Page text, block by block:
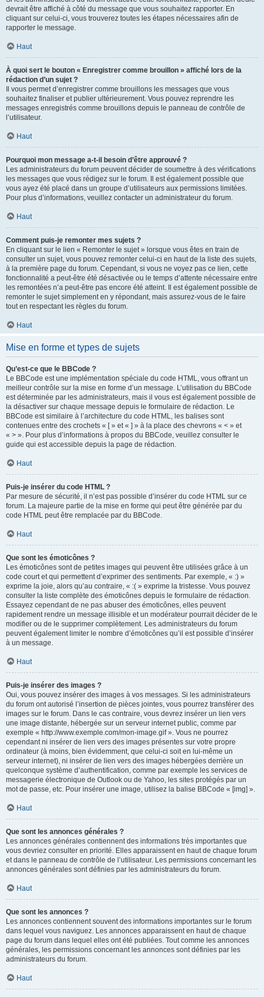
devrait être affiché à côté du message que vous souhaitez rapporter. En
cliquant sur celui-ci, vous trouverez toutes les étapes nécessaires afin de
rapporter le message.
Haut
À quoi sert le bouton « Enregistrer comme brouillon » affiché lors de la
rédaction d’un sujet ?
Il vous permet d’enregistrer comme brouillons les messages que vous
souhaitez finaliser et publier ultérieurement. Vous pouvez reprendre les
messages enregistrés comme brouillons depuis le panneau de contrôle de
l’utilisateur.
Haut
Pourquoi mon message a-t-il besoin d’être approuvé ?
Les administrateurs du forum peuvent décider de soumettre à des vérifications
les messages que vous rédigez sur le forum. Il est également possible que
vous ayez été placé dans un groupe d’utilisateurs aux permissions limitées.
Pour plus d’informations, veuillez contacter un administrateur du forum.
Haut
Comment puis-je remonter mes sujets ?
En cliquant sur le lien « Remonter le sujet » lorsque vous êtes en train de
consulter un sujet, vous pouvez remonter celui-ci en haut de la liste des sujets,
à la première page du forum. Cependant, si vous ne voyez pas ce lien, cette
fonctionnalité a peut-être été désactivée ou le temps d’attente nécessaire entre
les remontées n’a peut-être pas encore été atteint. Il est également possible de
remonter le sujet simplement en y répondant, mais assurez-vous de le faire
tout en respectant les règles du forum.
Haut
Mise en forme et types de sujets
Qu’est-ce que le BBCode ?
Le BBCode est une implémentation spéciale du code HTML, vous offrant un
meilleur contrôle sur la mise en forme d’un message. L’utilisation du BBCode
est déterminée par les administrateurs, mais il vous est également possible de
la désactiver sur chaque message depuis le formulaire de rédaction. Le
BBCode est similaire à l’architecture du code HTML, les balises sont
contenues entre des crochets « [ » et « ] » à la place des chevrons « < » et
« > ». Pour plus d’informations à propos du BBCode, veuillez consulter le
guide qui est accessible depuis la page de rédaction.
Haut
Puis-je insérer du code HTML ?
Par mesure de sécurité, il n’est pas possible d’insérer du code HTML sur ce
forum. La majeure partie de la mise en forme qui peut être générée par du
code HTML peut être remplacée par du BBCode.
Haut
Que sont les émoticônes ?
Les émoticônes sont de petites images qui peuvent être utilisées grâce à un
code court et qui permettent d’exprimer des sentiments. Par exemple, « :) »
exprime la joie, alors qu’au contraire, « :( » exprime la tristesse. Vous pouvez
consulter la liste complète des émoticônes depuis le formulaire de rédaction.
Essayez cependant de ne pas abuser des émoticônes, elles peuvent
rapidement rendre un message illisible et un modérateur pourrait décider de le
modifier ou de le supprimer complètement. Les administrateurs du forum
peuvent également limiter le nombre d’émoticônes qu’il est possible d’insérer
à un message.
Haut
Puis-je insérer des images ?
Oui, vous pouvez insérer des images à vos messages. Si les administrateurs
du forum ont autorisé l’insertion de pièces jointes, vous pourrez transférer des
images sur le forum. Dans le cas contraire, vous devrez insérer un lien vers
une image distante, hébergée sur un serveur internet public, comme par
exemple « http://www.exemple.com/mon-image.gif ». Vous ne pourrez
cependant ni insérer de lien vers des images présentes sur votre propre
ordinateur (à moins, bien évidemment, que celui-ci soit en lui-même un
serveur internet), ni insérer de lien vers des images hébergées derrière un
quelconque système d’authentification, comme par exemple les services de
messagerie électronique de Outlook ou de Yahoo, les sites protégés par un
mot de passe, etc. Pour insérer une image, utilisez la balise BBCode « [img] ».
Haut
Que sont les annonces générales ?
Les annonces générales contiennent des informations très importantes que
vous devriez consulter en priorité. Elles apparaissent en haut de chaque forum
et dans le panneau de contrôle de l’utilisateur. Les permissions concernant les
annonces générales sont définies par les administrateurs du forum.
Haut
Que sont les annonces ?
Les annonces contiennent souvent des informations importantes sur le forum
dans lequel vous naviguez. Les annonces apparaissent en haut de chaque
page du forum dans lequel elles ont été publiées. Tout comme les annonces
générales, les permissions concernant les annonces sont définies par les
administrateurs du forum.
Haut